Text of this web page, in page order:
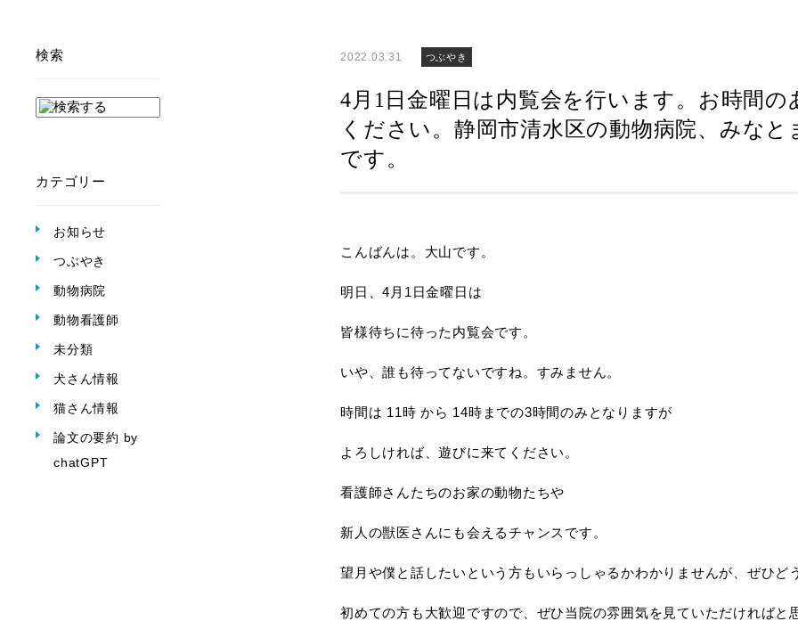
検索
カテゴリー
お知らせ
つぶやき
動物病院
動物看護師
未分類
犬さん情報
猫さん情報
論文の要約 by
chatGPT
2022.03.31 つぶやき
4月1日金曜日は内覧会を行います。お時間
ください。静岡市清水区の動物病院、みな
です。
こんばんは。大山です。
明日、4月1日金曜日は
皆様待ちに待った内覧会です。
いや、誰も待ってないですね。すみません。
時間は 11時 から 14時までの3時間のみとなりますが
よろしければ、遊びに来てください。
看護師さんたちのお家の動物たちや
新人の獣医さんにも会えるチャンスです。
望月や僕と話したいという方もいらっしゃるかわかりませんが、ぜひど
初めての方も大歓迎ですので、ぜひ当院の雰囲気を見ていただければと